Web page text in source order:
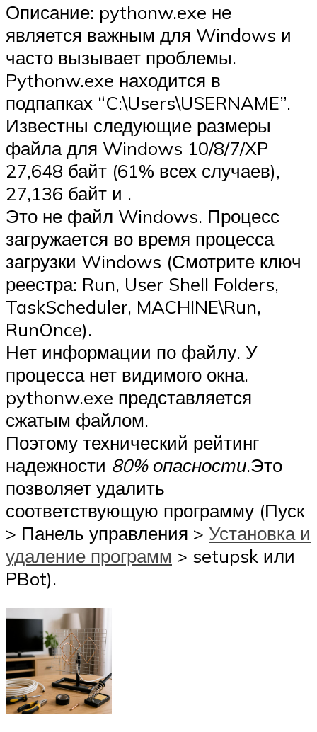
Описание: pythonw.exe не
является важным для Windows и
часто вызывает проблемы.
Pythonw.exe находится в
подпапках “C:\Users\USERNAME”.
Известны следующие размеры
файла для Windows 10/8/7/XP
27,648 байт (61% всех случаев),
27,136 байт и .
Это не файл Windows. Процесс
загружается во время процесса
загрузки Windows (Смотрите ключ
реестра: Run, User Shell Folders,
TaskScheduler, MACHINE\Run,
RunOnce).
Нет информации по файлу. У
процесса нет видимого окна.
pythonw.exe представляется
сжатым файлом.
Поэтому технический рейтинг
надежности 80% опасности.Это
позволяет удалить
соответствующую программу (Пуск
> Панель управления > Установка и
удаление программ > setupsk или
PBot).